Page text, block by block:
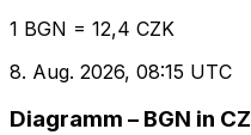
1 BGN = 12,4 CZK
8. Aug. 2026, 08:15 UTC
Diagramm – BGN in